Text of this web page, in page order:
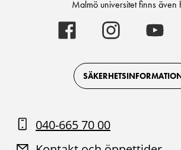
Malmö universitet finns även
Malmö
universitet
on
Facebook
Malmö
universitet
on
Instagram
on
040-665 70 00